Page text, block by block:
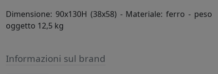
Dimensione: 90x130H (38x58) - Materiale: ferro - peso
oggetto 12,5 kg
Informazioni sul brand